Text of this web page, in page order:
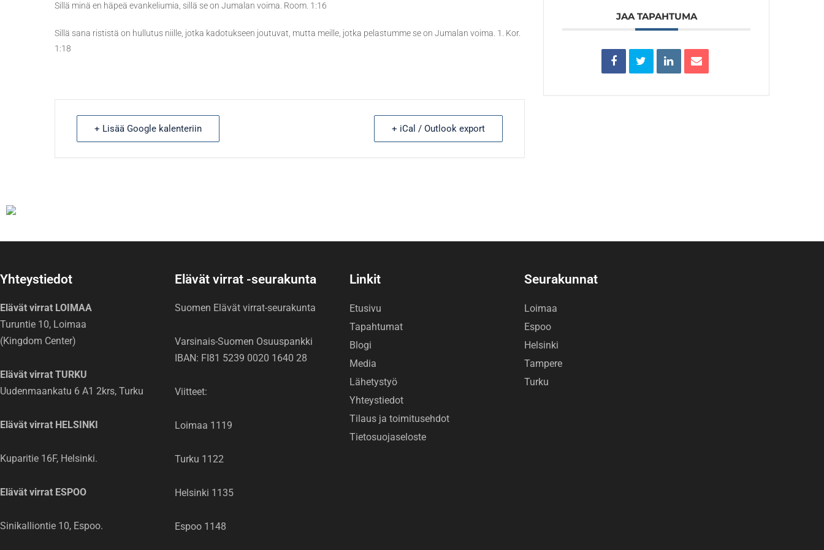
Sillä minä en häpeä evankeliumia, sillä se on Jumalan voima. Room. 1:16
Sillä sana rististä on hullutus niille, jotka kadotukseen joutuvat, mutta meille, jotka pelastumme se on Jumalan voima. 1. Kor.
1:18
+ Lisää Google kalenteriin + iCal / Outlook export
JAA TAPAHTUMA
Yhteystiedot
Elävät virrat LOIMAA
Turuntie 10, Loimaa
(Kingdom Center)
Elävät virrat TURKU
Uudenmaankatu 6 A1 2krs, Turku
Elävät virrat HELSINKI
Kuparitie 16F, Helsinki.
Elävät virrat ESPOO
Sinikalliontie 10, Espoo.
Elävät virrat -seurakunta
Suomen Elävät virrat-seurakunta
Varsinais-Suomen Osuuspankki
IBAN: FI81 5239 0020 1640 28
Viitteet:
Loimaa 1119
Turku 1122
Helsinki 1135
Espoo 1148
Linkit
Etusivu
Tapahtumat
Blogi
Media
Lähetystyö
Yhteystiedot
Tilaus ja toimitusehdot
Tietosuojaseloste
Seurakunnat
Loimaa
Espoo
Helsinki
Tampere
Turku